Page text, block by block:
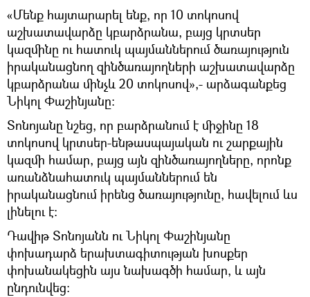
«Մենք հայտարարել ենք, որ 10 տոկոսով
աշխատավարձը կբարձրանա, բայց կրտսեր
կազմինը ու հատուկ պայմաններում ծառայություն
իրականացնող զինծառայողների աշխատավարձը
կբարձրանա մինչև 20 տոկոսով»,- արձագանքեց
Նիկոլ Փաշինյանը։
Տոնոյանը նշեց, որ բարձրանում է միջինը 18
տոկոսով կրտսեր-ենթասպայական ու շարքային
կազմի համար, բայց այն զինծառայողները, որոնք
առանձնահատուկ պայմաններում են
իրականացնում իրենց ծառայությունը, հավելում ևս
լինելու է։
Դավիթ Տոնոյանն ու Նիկոլ Փաշինյանը
փոխադարձ երախտագիտության խոսքեր
փոխանակեցին այս նախագծի համար, և այն
ընդունվեց։